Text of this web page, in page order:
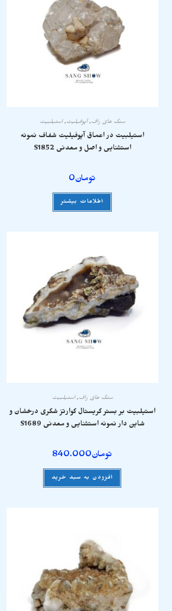
سنگ های راف,آپوفیلیت,استیلبیت
استیلبیت در اعماق آپوفیلیت شفاف نمونه
استثنایی و اصل و معدنی S1852
تومان0
اطلاعات بیشتر
سنگ های راف,استیلبیت
استیلبیت بر بستر کریستال کوارتز شکری درخشان و
شاین دار نمونه استثنایی و معدنی S1689
تومان840.000
افزودن به سبد خرید